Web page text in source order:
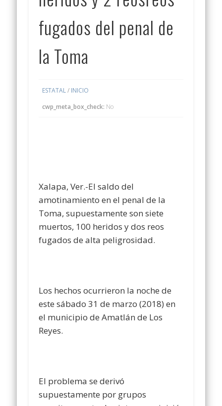
fugados del penal de
la Toma
ESTATAL/ INICIO
cwp_meta_box_check: No
Xalapa, Ver.-El saldo del
amotinamiento en el penal de la
Toma, supuestamente son siete
muertos, 100 heridos y dos reos
fugados de alta peligrosidad.
Los hechos ocurrieron la noche de
este sábado 31 de marzo (2018) en
el municipio de Amatlán de Los
Reyes.
El problema se derivó
supuestamente por grupos